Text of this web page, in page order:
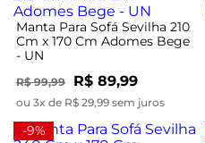
Manta Para Sofá Sevilha 210
Cm x 170 Cm Adomes Bege
- UN
R$ 99,99 R$ 89,99
ou 3x de R$ 29,99 sem juros
-9%